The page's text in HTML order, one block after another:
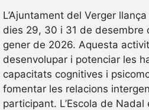
L’Ajuntament del Verger
dies 29, 30 i 31 de desembre
gener de 2026. Aquesta
desenvolupar i potenciar les
capacitats cognitives i
fomentar les relacions
participant. L’Escola de